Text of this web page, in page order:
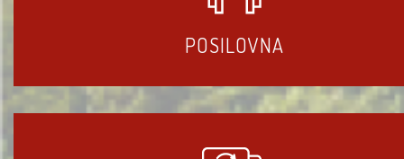
POSILOVNA